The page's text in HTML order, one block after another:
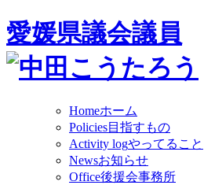
愛媛県議会議員
Homeホーム
Policies目指すもの
Activity logやってること
Newsお知らせ
Office後援会事務所